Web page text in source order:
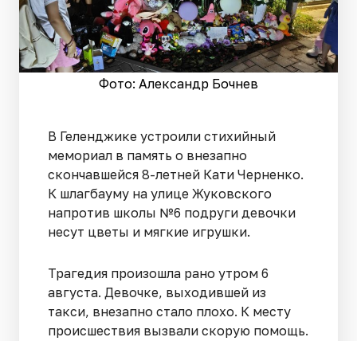
Фото: Александр Бочнев
В Геленджике устроили стихийный
мемориал в память о внезапно
скончавшейся 8-летней Кати Черненко.
К шлагбауму на улице Жуковского
напротив школы №6 подруги девочки
несут цветы и мягкие игрушки.
Трагедия произошла рано утром 6
августа. Девочке, выходившей из
такси, внезапно стало плохо. К месту
происшествия вызвали скорую помощь.